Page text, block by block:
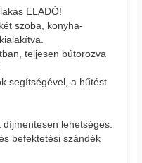
ELADÓ!
szoba, konyha-
teljesen bútorozva
segítségével, a hűtést
lehetséges.
befektetési szándék